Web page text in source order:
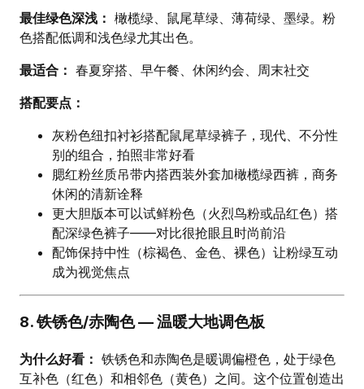
最佳绿色深浅： 橄榄绿、鼠尾草绿、薄荷绿、墨绿。粉
色搭配低调和浅色绿尤其出色。
最适合： 春夏穿搭、早午餐、休闲约会、周末社交
搭配要点：
灰粉色纽扣衬衫搭配鼠尾草绿裤子，现代、不分性
别的组合，拍照非常好看
腮红粉丝质吊带内搭西装外套加橄榄绿西裤，商务
休闲的清新诠释
更大胆版本可以试鲜粉色（火烈鸟粉或品红色）搭
配深绿色裤子——对比很抢眼且时尚前沿
配饰保持中性（棕褐色、金色、裸色）让粉绿互动
成为视觉焦点
8. 铁锈色/赤陶色 — 温暖大地调色板
为什么好看： 铁锈色和赤陶色是暖调偏橙色，处于绿色
互补色（红色）和相邻色（黄色）之间。这个位置创造出